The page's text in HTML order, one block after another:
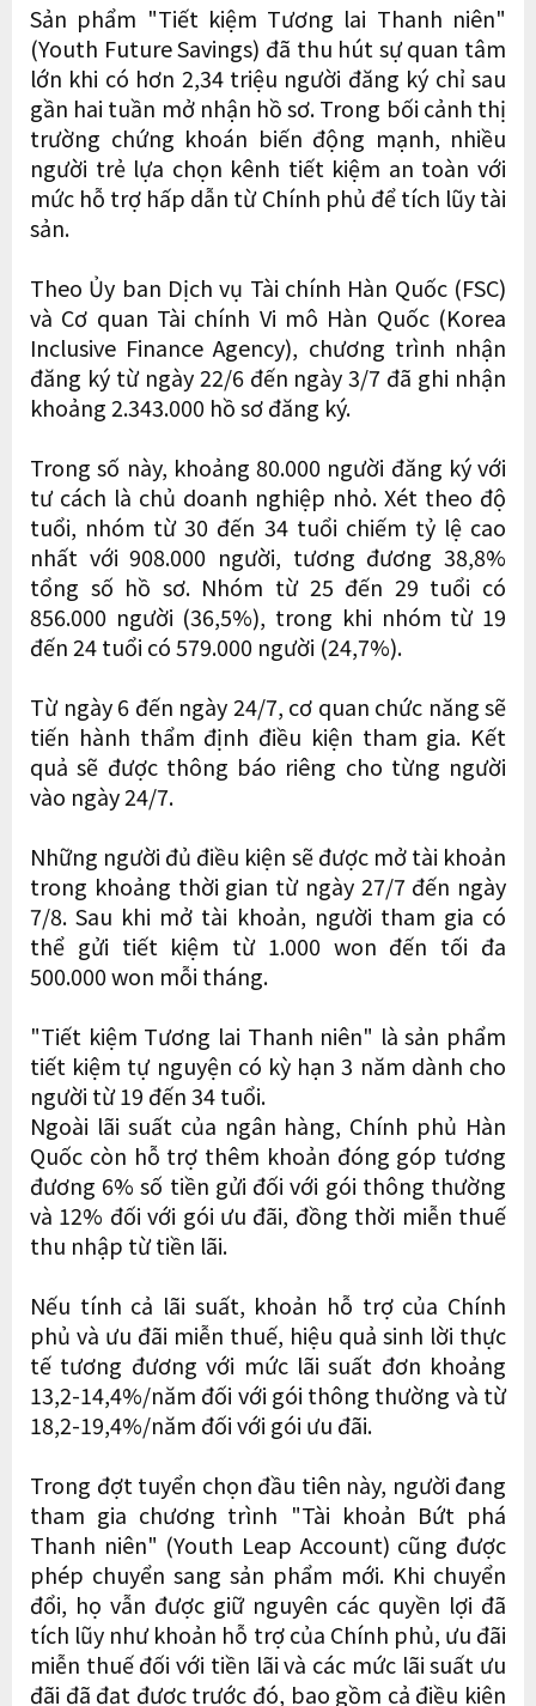
Sản phẩm "Tiết kiệm Tương lai Thanh niên"
(Youth Future Savings) đã thu hút sự quan tâm
lớn khi có hơn 2,34 triệu người đăng ký chỉ sau
gần hai tuần mở nhận hồ sơ. Trong bối cảnh thị
trường chứng khoán biến động mạnh, nhiều
người trẻ lựa chọn kênh tiết kiệm an toàn với
mức hỗ trợ hấp dẫn từ Chính phủ để tích lũy tài
sản.
Theo Ủy ban Dịch vụ Tài chính Hàn Quốc (FSC)
và Cơ quan Tài chính Vi mô Hàn Quốc (Korea
Inclusive Finance Agency), chương trình nhận
đăng ký từ ngày 22/6 đến ngày 3/7 đã ghi nhận
khoảng 2.343.000 hồ sơ đăng ký.
Trong số này, khoảng 80.000 người đăng ký với
tư cách là chủ doanh nghiệp nhỏ. Xét theo độ
tuổi, nhóm từ 30 đến 34 tuổi chiếm tỷ lệ cao
nhất với 908.000 người, tương đương 38,8%
tổng số hồ sơ. Nhóm từ 25 đến 29 tuổi có
856.000 người (36,5%), trong khi nhóm từ 19
đến 24 tuổi có 579.000 người (24,7%).
Từ ngày 6 đến ngày 24/7, cơ quan chức năng sẽ
tiến hành thẩm định điều kiện tham gia. Kết
quả sẽ được thông báo riêng cho từng người
vào ngày 24/7.
Những người đủ điều kiện sẽ được mở tài khoản
trong khoảng thời gian từ ngày 27/7 đến ngày
7/8. Sau khi mở tài khoản, người tham gia có
thể gửi tiết kiệm từ 1.000 won đến tối đa
500.000 won mỗi tháng.
"Tiết kiệm Tương lai Thanh niên" là sản phẩm
tiết kiệm tự nguyện có kỳ hạn 3 năm dành cho
người từ 19 đến 34 tuổi.
Ngoài lãi suất của ngân hàng, Chính phủ Hàn
Quốc còn hỗ trợ thêm khoản đóng góp tương
đương 6% số tiền gửi đối với gói thông thường
và 12% đối với gói ưu đãi, đồng thời miễn thuế
thu nhập từ tiền lãi.
Nếu tính cả lãi suất, khoản hỗ trợ của Chính
phủ và ưu đãi miễn thuế, hiệu quả sinh lời thực
tế tương đương với mức lãi suất đơn khoảng
13,2-14,4%/năm đối với gói thông thường và từ
18,2-19,4%/năm đối với gói ưu đãi.
Trong đợt tuyển chọn đầu tiên này, người đang
tham gia chương trình "Tài khoản Bứt phá
Thanh niên" (Youth Leap Account) cũng được
phép chuyển sang sản phẩm mới. Khi chuyển
đổi, họ vẫn được giữ nguyên các quyền lợi đã
tích lũy như khoản hỗ trợ của Chính phủ, ưu đãi
miễn thuế đối với tiền lãi và các mức lãi suất ưu
đãi đã đạt được trước đó, bao gồm cả điều kiện